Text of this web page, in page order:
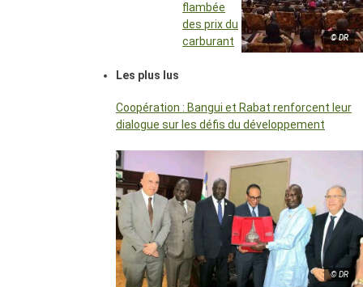
© DR
flambée
des prix du
carburant
Les plus lus
Coopération : Bangui et Rabat renforcent leur
dialogue sur les défis du développement
© DR